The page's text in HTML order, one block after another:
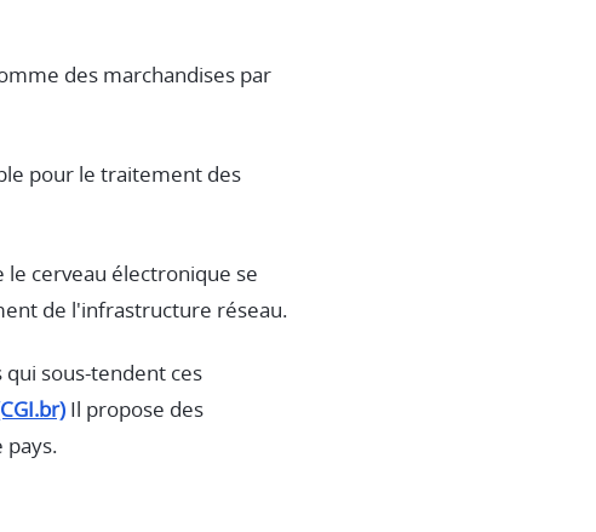
des marchandises par
pour le traitement des
le cerveau électronique se
de l'infrastructure réseau.
sous-tendent ces
Il propose des
pays.